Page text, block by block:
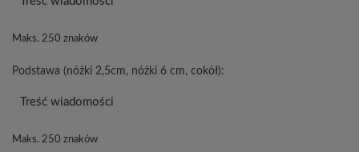
Maks. 250 znaków
Podstawa (nóżki 2,5cm, nóżki 6 cm, cokół):
Maks. 250 znaków